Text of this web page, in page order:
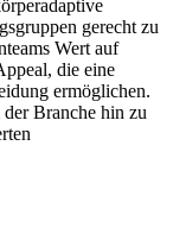
gerecht zu
Wert auf
die eine
ermöglichen.
Branche hin zu